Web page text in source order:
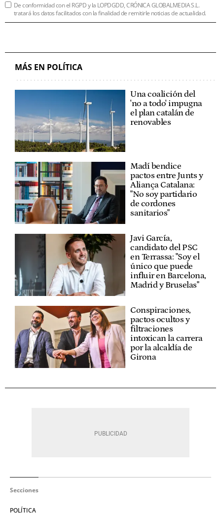
De conformidad con el RGPD y la LOPDGDD, CRÓNICA GLOBALMEDIA S.L.
tratará los datos facilitados con la finalidad de remitirle noticias de actualidad.
MÁS EN POLÍTICA
Una coalición del
'no a todo' impugna
el plan catalán de
renovables
Madí bendice
pactos entre Junts y
Aliança Catalana:
"No soy partidario
de cordones
sanitarios"
Javi García,
candidato del PSC
en Terrassa: "Soy el
único que puede
influir en Barcelona,
Madrid y Bruselas"
Conspiraciones,
pactos ocultos y
filtraciones
intoxican la carrera
por la alcaldía de
Girona
Secciones
POLÍTICA